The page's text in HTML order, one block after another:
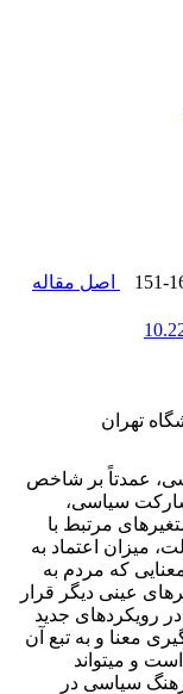
151-
اصل مقاله
تهران
عمدتاً بر شاخص
سیاسی،
مرتبط با
میزان اعتماد به
که مردم به
عینی دیگر قرار
رویکردهای جدید
معنا و به تبع آن
و میتواند
سیاسی در